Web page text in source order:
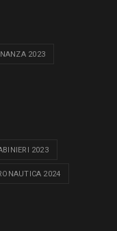
2023
2023
2024